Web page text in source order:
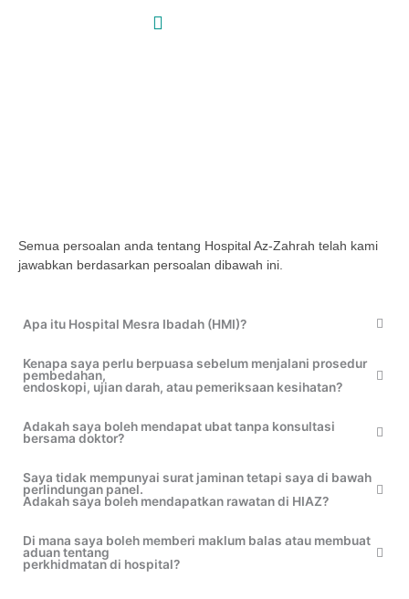
Semua persoalan anda tentang Hospital Az-Zahrah telah kami
jawabkan berdasarkan persoalan dibawah ini.
Apa itu Hospital Mesra Ibadah (HMI)?
Kenapa saya perlu berpuasa sebelum menjalani prosedur
pembedahan,
endoskopi, ujian darah, atau pemeriksaan kesihatan?
Adakah saya boleh mendapat ubat tanpa konsultasi
bersama doktor?
Saya tidak mempunyai surat jaminan tetapi saya di bawah
perlindungan panel.
Adakah saya boleh mendapatkan rawatan di HIAZ?
Di mana saya boleh memberi maklum balas atau membuat
aduan tentang
perkhidmatan di hospital?